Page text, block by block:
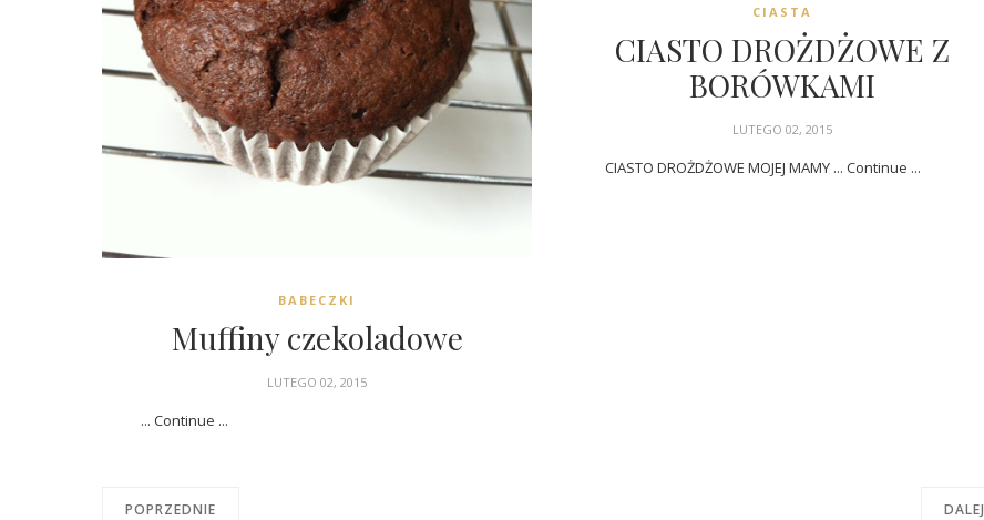
BABECZKI
Muffiny czekoladowe
LUTEGO 02, 2015
... Continue ...
CIASTA
CIASTO DROŻDŻOWE Z
BORÓWKAMI
LUTEGO 02, 2015
CIASTO DROŻDŻOWE MOJEJ MAMY ... Continue ...
POPRZEDNIE DALEJ